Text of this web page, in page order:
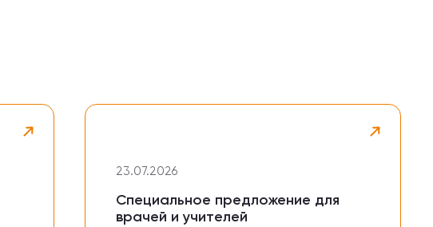
23.07.2026
Специальное предложение для
врачей и учителей